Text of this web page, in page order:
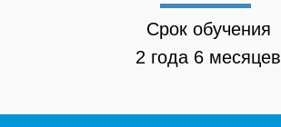
Срок обучения
2 года 6 месяцев